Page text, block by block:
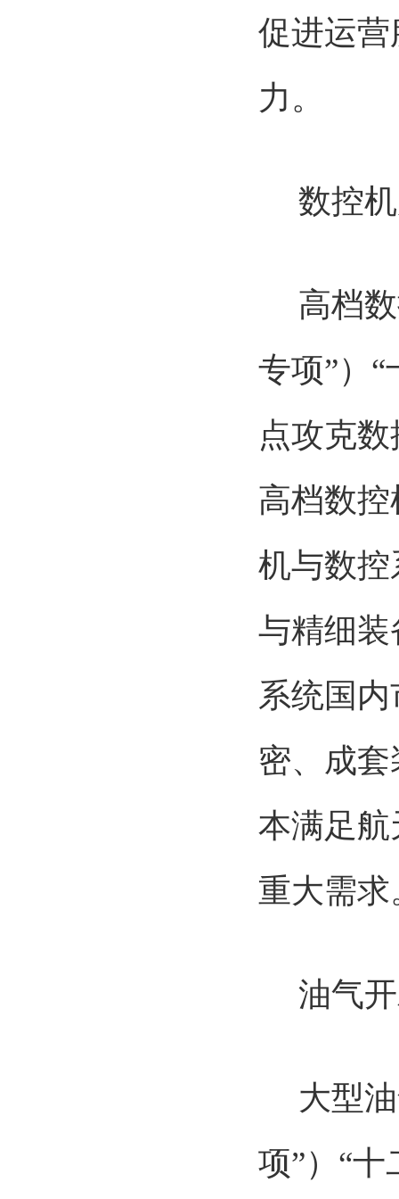
促进运
力。
数控机
高档数
专项”）
点攻克
高档数
机与数
与精细
系统国
密、成
本满足
重大需求
油气开
大型油
项”）“